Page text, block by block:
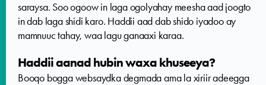
saraysa. Soo ogoow in laga ogolyahay meesha aad joogto
in dab laga shidi karo. Haddii aad dab shido iyadoo ay
mamnuuc tahay, waa lagu ganaaxi karaa.
Haddii aanad hubin waxa khuseeya?
Booqo bogga websaydka degmada ama la xiriir adeegga